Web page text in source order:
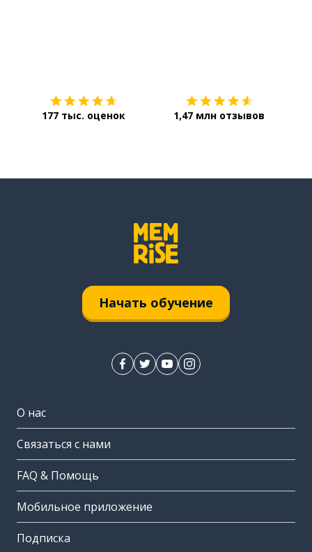
177 тыс. оценок 1,47 млн отзывов
Начать обучение
О нас
Связаться с нами
FAQ & Помощь
Мобильное приложение
Подписка